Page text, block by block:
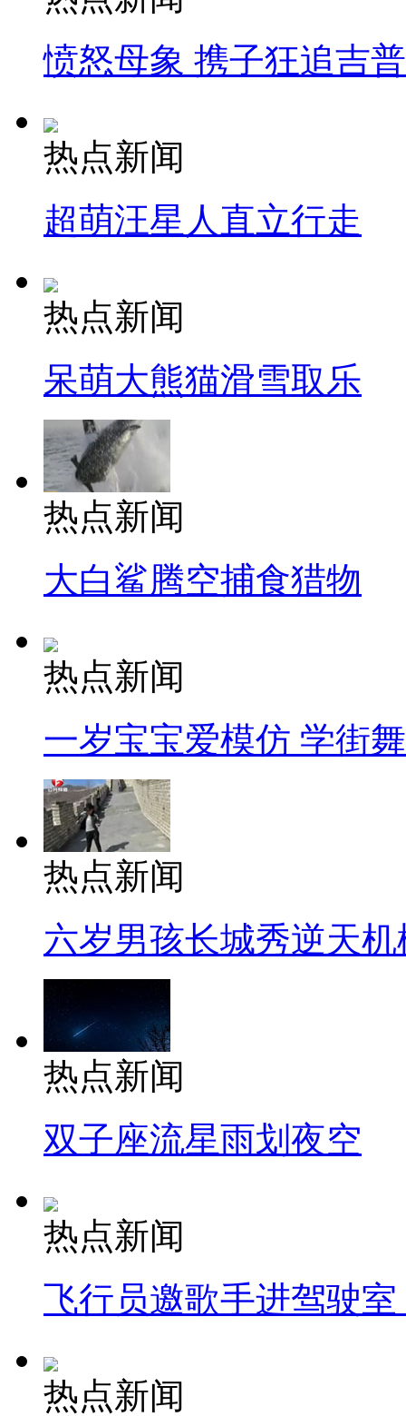
愤怒母象 携子狂追吉
热点新闻
超萌汪星人直立行走
热点新闻
呆萌大熊猫滑雪取乐
热点新闻
大白鲨腾空捕食猎物
热点新闻
一岁宝宝爱模仿 学街
热点新闻
六岁男孩长城秀逆天机
热点新闻
双子座流星雨划夜空
热点新闻
飞行员邀歌手进驾驶
热点新闻